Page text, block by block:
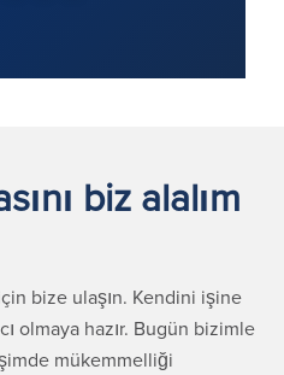
biz alalım
bize ulaşın. Kendini işine
olmaya hazır. Bugün bizimle
mükemmelliği